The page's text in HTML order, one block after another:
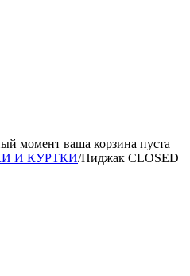
момент ваша корзина пуста
И КУРТКИ/Пиджак CLOSED